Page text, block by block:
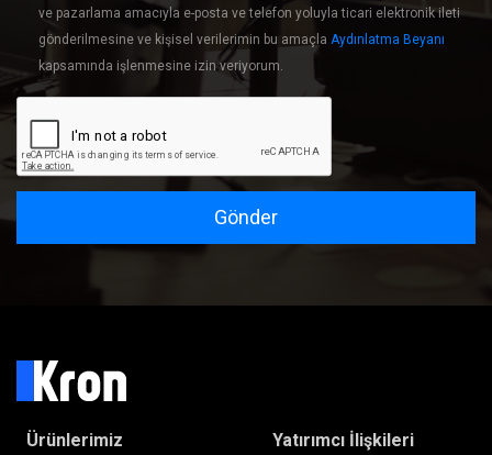
ve pazarlama amacıyla e-posta ve telefon yoluyla ticari elektronik ileti
gönderilmesine ve kişisel verilerimin bu amaçla Aydınlatma Beyanı
kapsamında işlenmesine izin veriyorum.
Gönder
Ürünlerimiz Yatırımcı İlişkileri